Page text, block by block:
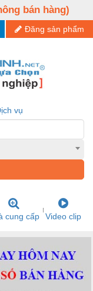
bán hàng)
Đăng sản phẩm
vụ
cung cấp Video clip